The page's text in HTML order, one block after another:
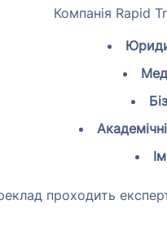
Компанія Rapid
проходить